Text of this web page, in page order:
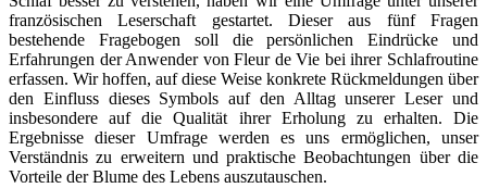
französischen Leserschaft gestartet. Dieser aus fünf Fragen
bestehende Fragebogen soll die persönlichen Eindrücke und
Erfahrungen der Anwender von Fleur de Vie bei ihrer Schlafroutine
erfassen. Wir hoffen, auf diese Weise konkrete Rückmeldungen über
den Einfluss dieses Symbols auf den Alltag unserer Leser und
insbesondere auf die Qualität ihrer Erholung zu erhalten. Die
Ergebnisse dieser Umfrage werden es uns ermöglichen, unser
Verständnis zu erweitern und praktische Beobachtungen über die
Vorteile der Blume des Lebens auszutauschen.